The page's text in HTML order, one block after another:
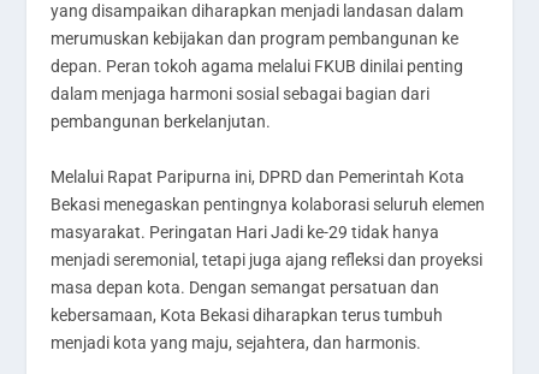
yang disampaikan diharapkan menjadi landasan dalam
merumuskan kebijakan dan program pembangunan ke
depan. Peran tokoh agama melalui FKUB dinilai penting
dalam menjaga harmoni sosial sebagai bagian dari
pembangunan berkelanjutan.
Melalui Rapat Paripurna ini, DPRD dan Pemerintah Kota
Bekasi menegaskan pentingnya kolaborasi seluruh elemen
masyarakat. Peringatan Hari Jadi ke-29 tidak hanya
menjadi seremonial, tetapi juga ajang refleksi dan proyeksi
masa depan kota. Dengan semangat persatuan dan
kebersamaan, Kota Bekasi diharapkan terus tumbuh
menjadi kota yang maju, sejahtera, dan harmonis.